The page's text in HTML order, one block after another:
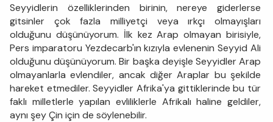
Seyyidlerin özelliklerinden birinin, nereye giderlerse
gitsinler çok fazla milliyetçi veya ırkçı olmayışları
olduğunu düşünüyorum. İlk kez Arap olmayan birisiyle,
Pers imparatoru Yezdecarb'ın kızıyla evlenenin Seyyid Ali
olduğunu düşünüyorum. Bir başka deyişle Seyyidler Arap
olmayanlarla evlendiler, ancak diğer Araplar bu şekilde
hareket etmediler. Seyyidler Afrika'ya gittiklerinde bu tür
faklı milletlerle yapılan evliliklerle Afrikalı haline geldiler,
aynı şey Çin için de söylenebilir.